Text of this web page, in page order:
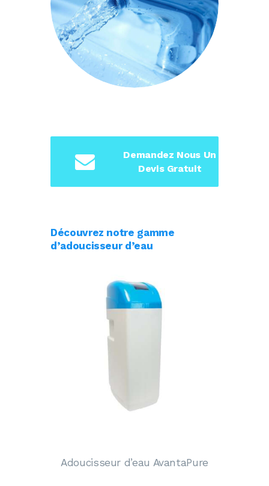
Demandez Nous Un
Devis Gratuit
Découvrez notre gamme
d’adoucisseur d’eau
Adoucisseur d’eau AvantaPure